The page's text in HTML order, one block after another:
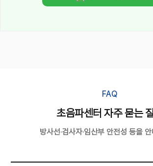
FAQ
초음파센터 자주 묻는
방사선·검사자·임산부 안전성 등을